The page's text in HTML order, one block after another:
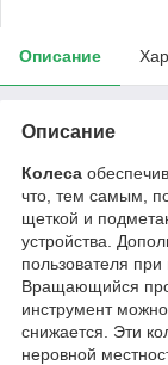
Описание
Описание
Колеса
что, тем самым,
щеткой и
устройства.
пользователя
Вращающийся
инструмент
снижается. Эти
неровной